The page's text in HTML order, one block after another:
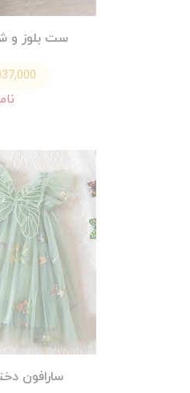
ست بلوز و
2,037,000
سارافون